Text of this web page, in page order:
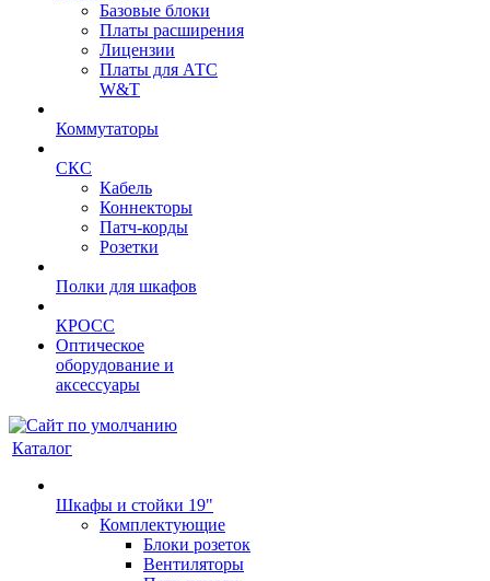
Базовые блоки
Платы расширения
Лицензии
Платы для АТС
W&T
Коммутаторы
СКС
Кабель
Коннекторы
Патч-корды
Розетки
Полки для шкафов
КРОСС
Оптическое
оборудование и
аксессуары
Каталог
Шкафы и стойки 19"
Комплектующие
Блоки розеток
Вентиляторы